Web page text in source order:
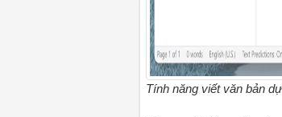
Tính năng viết văn bản